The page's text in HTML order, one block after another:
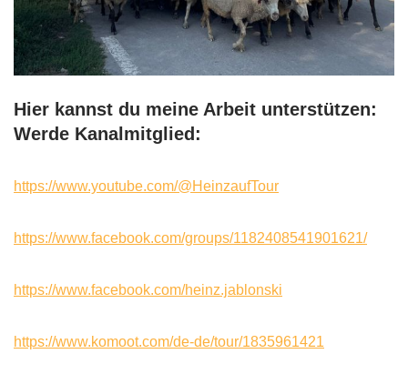
Hier kannst du meine Arbeit unterstützen:
Werde Kanalmitglied:
https://www.youtube.com/@HeinzaufTour
https://www.facebook.com/groups/1182408541901621/
https://www.facebook.com/heinz.jablonski
https://www.komoot.com/de-de/tour/1835961421